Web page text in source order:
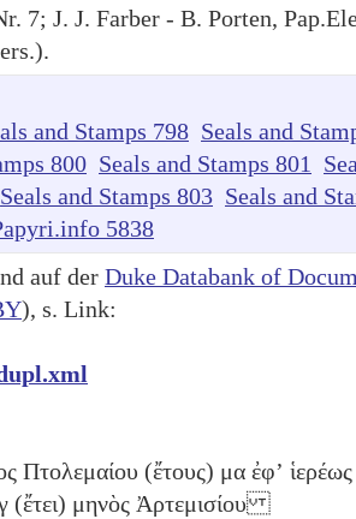
7; J. J. Farber - B. Porten,
and Stamps 798 Seals and
800 Seals and Stamps 801
Seals and Stamps 803 Seals and
5838
auf der Duke Databank of
), s. Link:
Πτολεμαίου (ἔτους) μα ἐφʼ
(ἔτει) μηνὸς Ἀρτεμισίου